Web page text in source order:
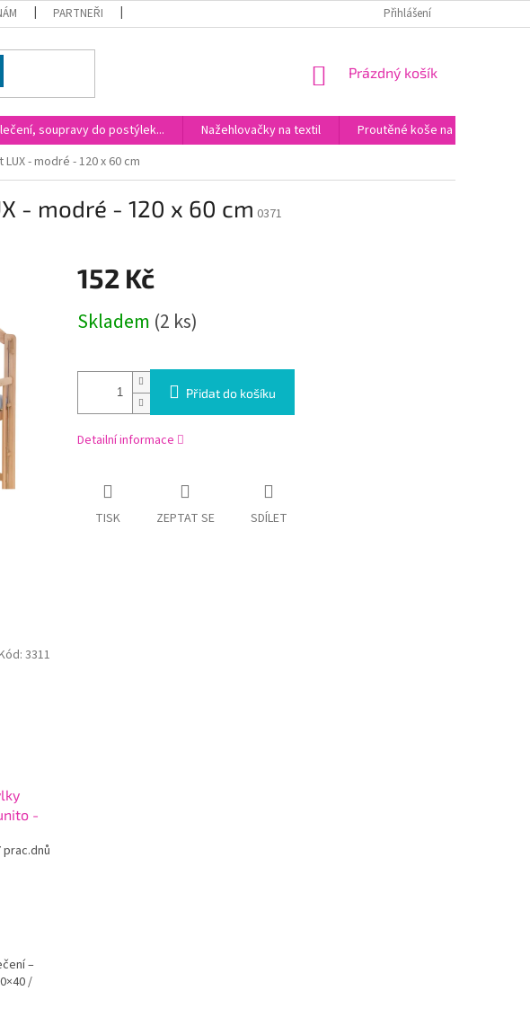
PARTNEŘI Přihlášení
NÁKUPNÍ
Prázdný košík
soupravy do postýlek... Nažehlovačky na textil
Proutěné koše na miminka
- modré - 120 x 60 cm
- modré - 120 x 60 cm 0371
152 Kč
cena:
Skladem (2 ks)
Přidat do košíku
Detailní informace
TISK ZEPTAT SE SDÍLET
-
prac.dnů
–
/
3311